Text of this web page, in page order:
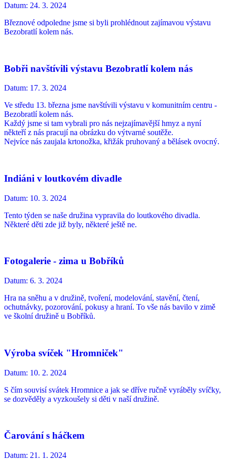
Datum: 24. 3. 2024
Březnové odpoledne jsme si byli prohlédnout zajímavou výstavu
Bezobratlí kolem nás.
Bobři navštívili výstavu Bezobratlí kolem nás
Datum: 17. 3. 2024
Ve středu 13. března jsme navštívili výstavu v komunitním centru -
Bezobratlí kolem nás.
Každý jsme si tam vybrali pro nás nejzajímavější hmyz a nyní
někteří z nás pracují na obrázku do výtvarné soutěže.
Nejvíce nás zaujala krtonožka, křižák pruhovaný a bělásek ovocný.
Indiáni v loutkovém divadle
Datum: 10. 3. 2024
Tento týden se naše družina vypravila do loutkového divadla.
Některé děti zde již byly, některé ještě ne.
Fotogalerie - zima u Bobříků
Datum: 6. 3. 2024
Hra na sněhu a v družině, tvoření, modelování, stavění, čtení,
ochutnávky, pozorování, pokusy a hraní. To vše nás bavilo v zimě
ve školní družině u Bobříků.
Výroba svíček "Hromniček"
Datum: 10. 2. 2024
S čím souvisí svátek Hromnice a jak se dříve ručně vyráběly svíčky,
se dozvěděly a vyzkoušely si děti v naší družině.
Čarování s háčkem
Datum: 21. 1. 2024